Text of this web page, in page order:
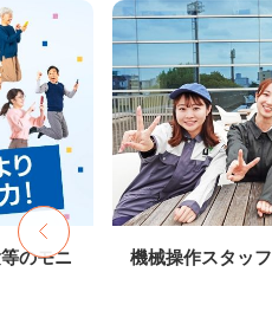
のモニ 機械操作スタッフ